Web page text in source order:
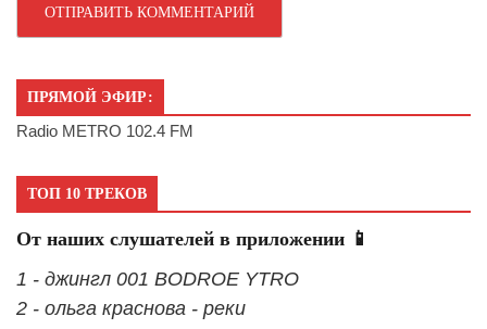
ПРЯМОЙ ЭФИР:
Radio METRO 102.4 FM
ТОП 10 ТРЕКОВ
От наших слушателей в приложении 📱
1 - джингл 001 BODROE YTRO
2 - ольга краснова - реки